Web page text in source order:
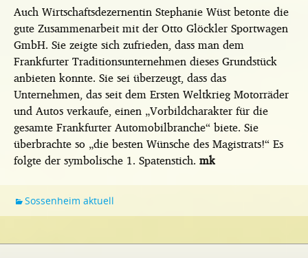
Auch Wirtschaftsdezernentin Stephanie Wüst betonte die
gute Zusammenarbeit mit der Otto Glöckler Sportwagen
GmbH. Sie zeigte sich zufrieden, dass man dem
Frankfurter Traditionsunternehmen dieses Grundstück
anbieten konnte. Sie sei überzeugt, dass das
Unternehmen, das seit dem Ersten Weltkrieg Motorräder
und Autos verkaufe, einen „Vorbildcharakter für die
gesamte Frankfurter Automobilbranche“ biete. Sie
überbrachte so „die besten Wünsche des Magistrats!“ Es
folgte der symbolische 1. Spatenstich. mk
Sossenheim aktuell